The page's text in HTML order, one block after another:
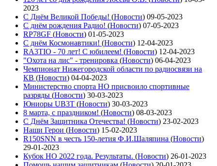
2023
С Днём Великой Победы! (Новости) 09-05-2023
С днём рождения Радио! (Новости) 07-05-2023
RP78GF (Новости) 01-05-2023
С днём Космонавтики! (Новости) 12-04-2023
RA3TIO - 70 лет! С юбилеем! (Новости) 12-04-2023
"Охота на лис" - тренировка (Новости) 06-04-2023
Чемпионат Нижегородской области по радиосвязи на
КВ (Новости) 04-04-2023
Министерство спорта НО присвоило спортивные
разряды (Новости) 30-03-2023
Юниоры UB3T (Новости) 30-03-2023
8 марта, с праздником! (Новости) 08-03-2023
С Днём Защитника Отечества! (Новости) 23-02-2023
Наши Герои (Новости) 15-02-2023
R150SNN в честь 150-летия Ф.И.Шаляпина (Новости)
29-01-2023
Кубок НО 2022 года. Результаты. (Новости) 26-01-2023